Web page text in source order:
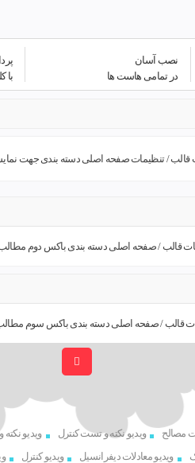
نصب آسان
در تمامی هاست ها
با
قالب / تنظیمات صفحه اصلی دسته بندی جهت
قالب / صفحه اصلی دسته بندی باکس دوم مطالب
قالب / صفحه اصلی دسته بندی باکس سوم مطالب
مصالح ویدیو نکته و تست کنترل
ویدیو
ویدیو معادلات دیفرانسیل ویدیو کنترل